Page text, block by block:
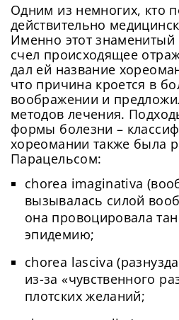
Одним из немногих, кто
действительно
Именно этот знаменитый
счел происходящее
дал ей название
что причина кроется в
воображении и
методов лечения.
формы болезни –
хореомании также была
Парацельсом:
сhorea imaginativa
вызывалась силой
она провоцировала
эпидемию;
сhorea lasciva
из-за «чувственного
плотских желаний;